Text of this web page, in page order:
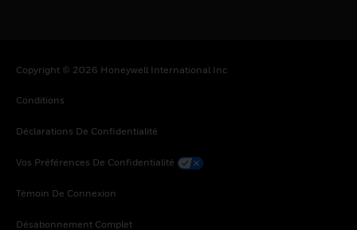
Copyright © 2026 Honeywell International Inc
Conditions
Déclarations De Confidentialité
Vos Préférences De Confidentialité
Témoin De Connexion
Désabonnement Complet